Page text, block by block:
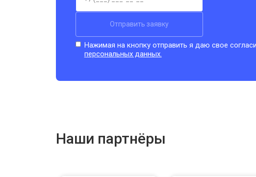
Отправить заявку
Нажимая на кнопку отправить я даю свое
персональных данных.
Наши партнёры